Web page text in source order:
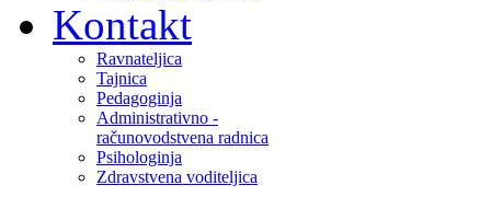
Kontakt
Ravnateljica
Tajnica
Pedagoginja
Administrativno -
računovodstvena radnica
Psihologinja
Zdravstvena voditeljica